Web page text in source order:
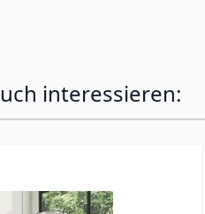
interessieren: